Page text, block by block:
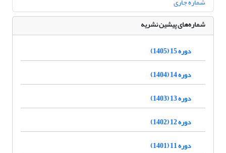
شماره‌های پیشین نشریه
دوره 15 (1405)
دوره 14 (1404)
دوره 13 (1403)
دوره 12 (1402)
دوره 11 (1401)